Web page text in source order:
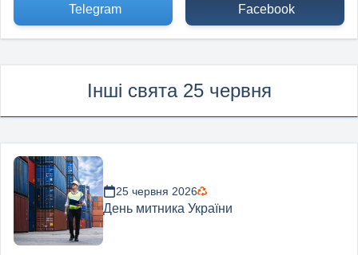
Telegram Facebook
Інші свята 25 червня
25 червня 2026
День митника України